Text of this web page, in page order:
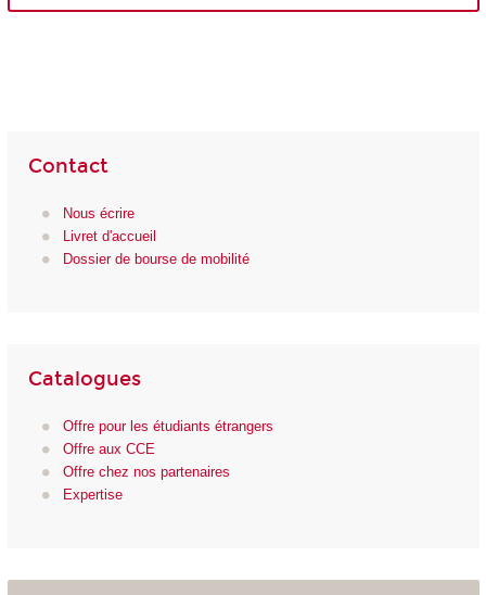
Contact
Nous écrire
Livret d'accueil
Dossier de bourse de mobilité
Catalogues
Offre pour les étudiants étrangers
Offre aux CCE
Offre chez nos partenaires
Expertise